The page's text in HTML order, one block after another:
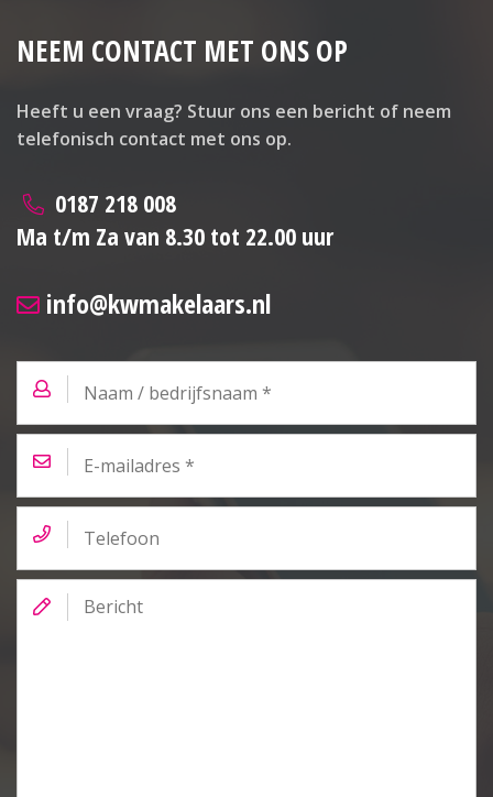
NEEM CONTACT MET ONS OP
Heeft u een vraag? Stuur ons een bericht of neem
telefonisch contact met ons op.
0187 218 008
Ma t/m Za van 8.30 tot 22.00 uur
info@kwmakelaars.nl
bedrijfsnaam *
mailadres
*